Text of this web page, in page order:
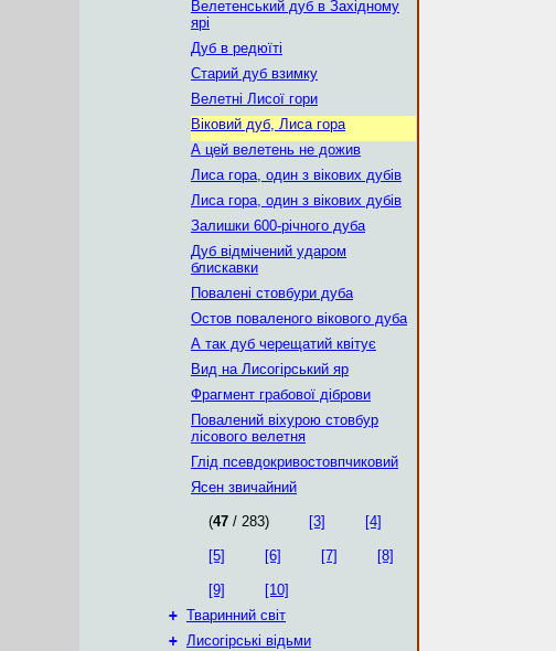
Велетенський дуб в Західному
ярі
Дуб в редюїті
Старий дуб взимку
Велетні Лисої гори
Віковий дуб, Лиса гора
А цей велетень не дожив
Лиса гора, один з вікових дубів
Лиса гора, один з вікових дубів
Залишки 600-річного дуба
Дуб відмічений ударом
блискавки
Повалені стовбури дуба
Остов поваленого вікового дуба
А так дуб черещатий квітує
Вид на Лисогірський яр
Фрагмент грабової діброви
Повалений віхурою стовбур
лісового велетня
Глід псевдокривостовпчиковий
Ясен звичайний
(47 / 283) [3] [4]
[5] [6] [7] [8]
[9]
[10]
+ Тваринний світ
+ Лисогірські відьми